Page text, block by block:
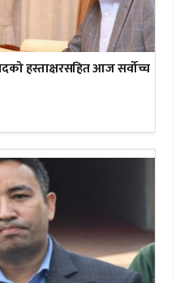
हस्ताक्षरसहित आज सर्वोच्च